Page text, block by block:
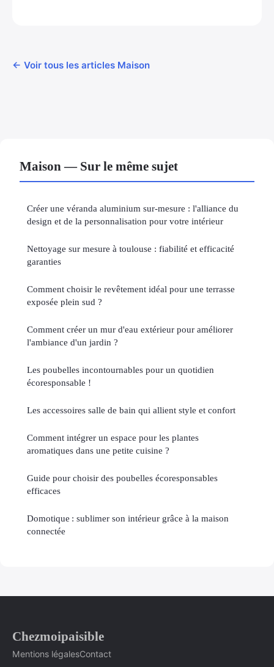
← Voir tous les articles Maison
Maison — Sur le même sujet
Créer une véranda aluminium sur-mesure : l'alliance du
design et de la personnalisation pour votre intérieur
Nettoyage sur mesure à toulouse : fiabilité et efficacité
garanties
Comment choisir le revêtement idéal pour une terrasse
exposée plein sud ?
Comment créer un mur d'eau extérieur pour améliorer
l'ambiance d'un jardin ?
Les poubelles incontournables pour un quotidien
écoresponsable !
Les accessoires salle de bain qui allient style et confort
Comment intégrer un espace pour les plantes
aromatiques dans une petite cuisine ?
Guide pour choisir des poubelles écoresponsables
efficaces
Domotique : sublimer son intérieur grâce à la maison
connectée
Chezmoipaisible
Mentions légalesContact